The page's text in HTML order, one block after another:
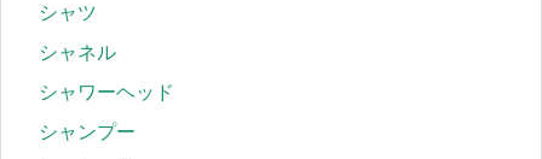
シャツ
シャネル
シャワーヘッド
シャンプー